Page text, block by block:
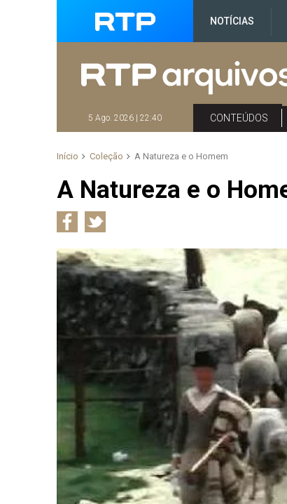
NOTÍCIAS
5 Ago. 2026 | 22:40 CONTEÚDOS
Início Coleção A Natureza e o Homem
A Natureza e o